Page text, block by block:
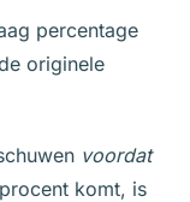
percentage
originele
voordat
komt, is